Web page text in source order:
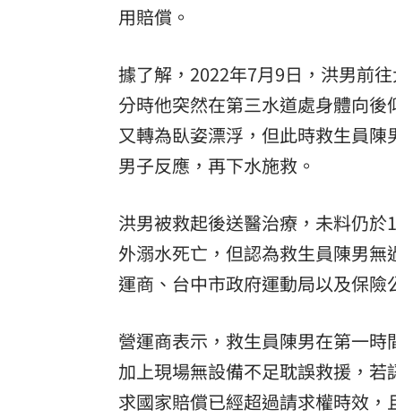
用賠償。
據了解，2022年7月9日，洪男前
分時他突然在第三水道處身體向
又轉為臥姿漂浮，但此時救生員
男子反應，再下水施救。
洪男被救起後送醫治療，未料仍於
外溺水死亡，但認為救生員陳男
運商、台中市政府運動局以及保險
營運商表示，救生員陳男在第一時
加上現場無設備不足耽誤救援，
求國家賠償已經超過請求權時效